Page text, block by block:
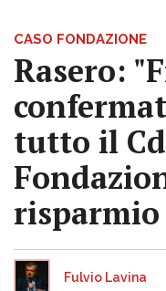
CASO FONDAZIONE
Rasero:
tutto il
Fulvio Lavina